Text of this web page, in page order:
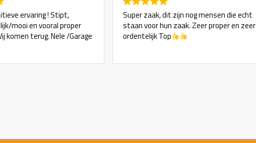
ervaring ! Stipt,
mooi en vooral proper
komen terug. Nele /Garage
Super zaak, dit zijn nog mensen die echt
staan voor hun zaak. Zeer proper en zeer
ordentelijk Top